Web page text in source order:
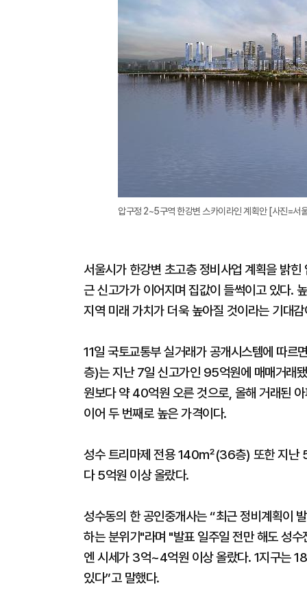
압구정 2~5구역 한강변 스카이라인 계획안 [사진=서
서울시가 한강변 초고층 정비사업 계획을 밝
근 신고가가 이어지며 집값이 들썩이고 있다.
지역 미래 가치가 더욱 높아질 것이라는 기대
11일 국토교통부 실거래가 공개시스템에 따
층)는 지난 7일 신고가인 95억원에 매매거
원보다 약 40억원 오른 것으로, 올해 거래된
이어 두 번째로 높은 가격이다.
성수 트리마제 전용 140㎡(36층) 또한 지난
다 5억원 이상 올랐다.
성수동의 한 공인중개사는 “최근 정비계획이
하는 분위기"라며 "발표 일주일 전만 해도 성
엔 시세가 3억~4억원 이상 올랐다. 1지구는
있다”고 말했다.